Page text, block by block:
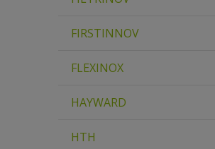
FIRSTINNOV
FLEXINOX
HAYWARD
HTH